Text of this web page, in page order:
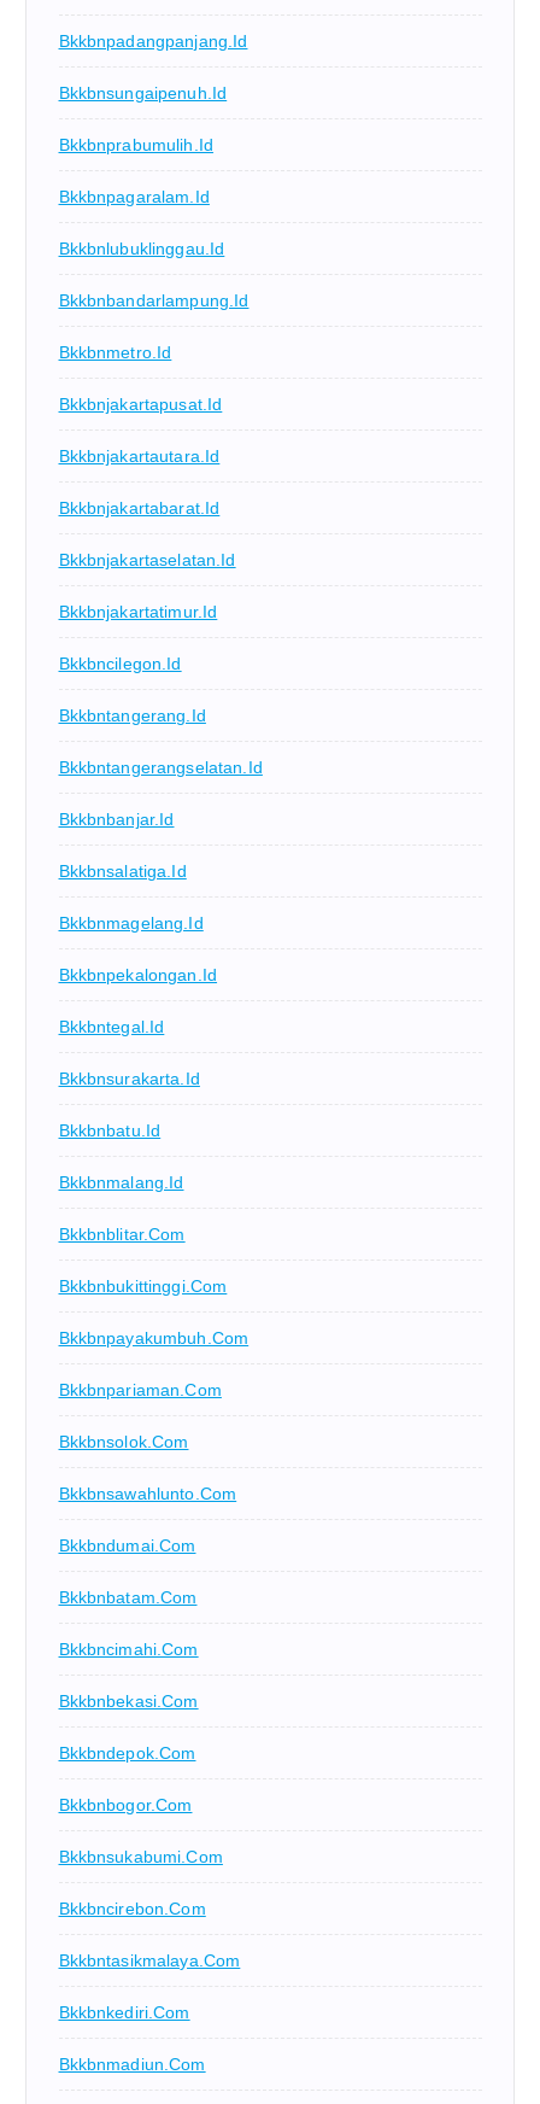
Bkkbnpadangpanjang.id
Bkkbnsungaipenuh.id
Bkkbnprabumulih.id
Bkkbnpagaralam.id
Bkkbnlubuklinggau.id
Bkkbnbandarlampung.id
Bkkbnmetro.id
Bkkbnjakartapusat.id
Bkkbnjakartautara.id
Bkkbnjakartabarat.id
Bkkbnjakartaselatan.id
Bkkbnjakartatimur.id
Bkkbncilegon.id
Bkkbntangerang.id
Bkkbntangerangselatan.id
Bkkbnbanjar.id
Bkkbnsalatiga.id
Bkkbnmagelang.id
Bkkbnpekalongan.id
Bkkbntegal.id
Bkkbnsurakarta.id
Bkkbnbatu.id
Bkkbnmalang.id
Bkkbnblitar.com
Bkkbnbukittinggi.com
Bkkbnpayakumbuh.com
Bkkbnpariaman.com
Bkkbnsolok.com
Bkkbnsawahlunto.com
Bkkbndumai.com
Bkkbnbatam.com
Bkkbncimahi.com
Bkkbnbekasi.com
Bkkbndepok.com
Bkkbnbogor.com
Bkkbnsukabumi.com
Bkkbncirebon.com
Bkkbntasikmalaya.com
Bkkbnkediri.com
Bkkbnmadiun.com